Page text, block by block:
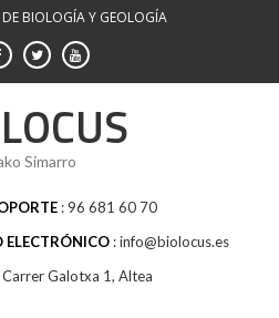
BIOLOGÍA Y GEOLOGÍA
Simarro
96 681 60 70
ELECTRÓNICO info@biolocus.es
Carrer Galotxa 1, Altea